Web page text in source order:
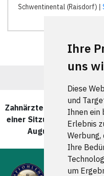
Ihre
uns
Diese
und
Ihnen ein
Erlebnis
Werbung,
Ihre
um
Schwentinental (Raisdorf) |
Zahnärzte und
einer Sitzung in Kiel
August 2026 um